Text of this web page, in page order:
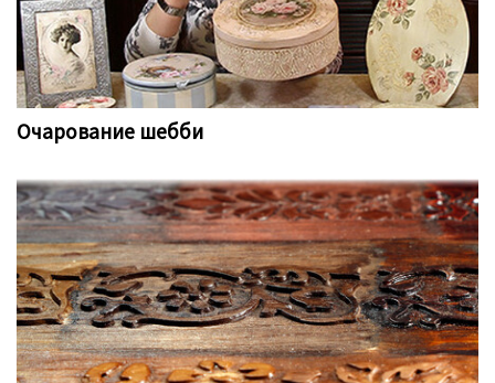
Очарование шебби